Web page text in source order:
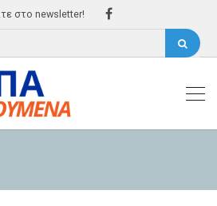
στο newsletter!